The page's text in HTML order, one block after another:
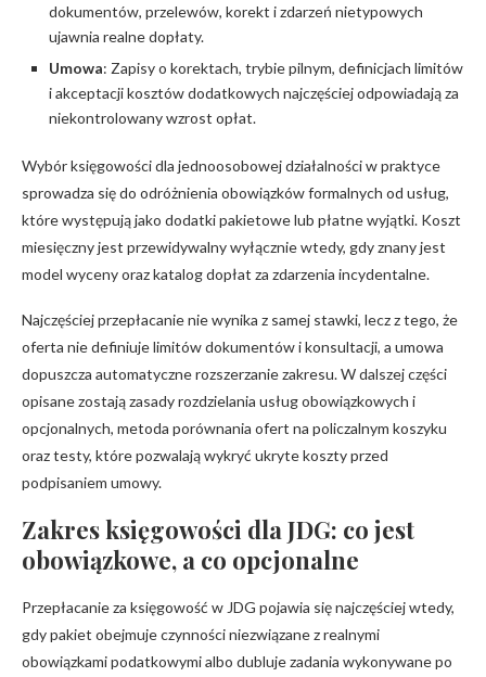
dokumentów, przelewów, korekt i zdarzeń nietypowych
ujawnia realne dopłaty.
Umowa: Zapisy o korektach, trybie pilnym, definicjach limitów
i akceptacji kosztów dodatkowych najczęściej odpowiadają za
niekontrolowany wzrost opłat.
Wybór księgowości dla jednoosobowej działalności w praktyce
sprowadza się do odróżnienia obowiązków formalnych od usług,
które występują jako dodatki pakietowe lub płatne wyjątki. Koszt
miesięczny jest przewidywalny wyłącznie wtedy, gdy znany jest
model wyceny oraz katalog dopłat za zdarzenia incydentalne.
Najczęściej przepłacanie nie wynika z samej stawki, lecz z tego, że
oferta nie definiuje limitów dokumentów i konsultacji, a umowa
dopuszcza automatyczne rozszerzanie zakresu. W dalszej części
opisane zostają zasady rozdzielania usług obowiązkowych i
opcjonalnych, metoda porównania ofert na policzalnym koszyku
oraz testy, które pozwalają wykryć ukryte koszty przed
podpisaniem umowy.
Zakres księgowości dla JDG: co jest
obowiązkowe, a co opcjonalne
Przepłacanie za księgowość w JDG pojawia się najczęściej wtedy,
gdy pakiet obejmuje czynności niezwiązane z realnymi
obowiązkami podatkowymi albo dubluje zadania wykonywane po